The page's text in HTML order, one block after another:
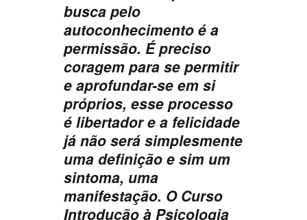
busca pelo
autoconhecimento é a
permissão. É preciso
coragem para se permitir
e aprofundar-se em si
próprios, esse processo
é libertador e a felicidade
já não será simplesmente
uma definição e sim um
sintoma, uma
manifestação. O Curso
Introdução à Psicologia